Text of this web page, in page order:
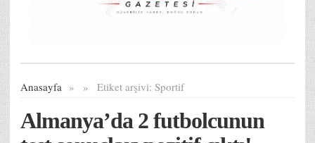
Anasayfa » Etiket arşivi:
» Sportif
Almanya’da 2 futbolcunun